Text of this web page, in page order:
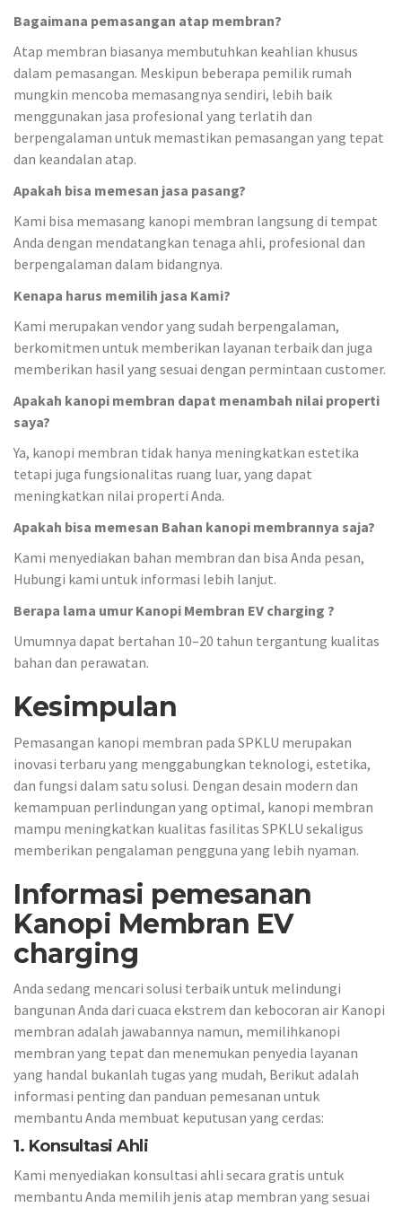
Bagaimana pemasangan atap membran?
Atap membran biasanya membutuhkan keahlian khusus
dalam pemasangan. Meskipun beberapa pemilik rumah
mungkin mencoba memasangnya sendiri, lebih baik
menggunakan jasa profesional yang terlatih dan
berpengalaman untuk memastikan pemasangan yang tepat
dan keandalan atap.
Apakah bisa memesan jasa pasang?
Kami bisa memasang kanopi membran langsung di tempat
Anda dengan mendatangkan tenaga ahli, profesional dan
berpengalaman dalam bidangnya.
Kenapa harus memilih jasa Kami?
Kami merupakan vendor yang sudah berpengalaman,
berkomitmen untuk memberikan layanan terbaik dan juga
memberikan hasil yang sesuai dengan permintaan customer.
Apakah kanopi membran dapat menambah nilai properti
saya?
Ya, kanopi membran tidak hanya meningkatkan estetika
tetapi juga fungsionalitas ruang luar, yang dapat
meningkatkan nilai properti Anda.
Apakah bisa memesan Bahan kanopi membrannya saja?
Kami menyediakan bahan membran dan bisa Anda pesan,
Hubungi kami untuk informasi lebih lanjut.
Berapa lama umur Kanopi Membran EV charging ?
Umumnya dapat bertahan 10–20 tahun tergantung kualitas
bahan dan perawatan.
Kesimpulan
Pemasangan kanopi membran pada SPKLU merupakan
inovasi terbaru yang menggabungkan teknologi, estetika,
dan fungsi dalam satu solusi. Dengan desain modern dan
kemampuan perlindungan yang optimal, kanopi membran
mampu meningkatkan kualitas fasilitas SPKLU sekaligus
memberikan pengalaman pengguna yang lebih nyaman.
Informasi pemesanan
Kanopi Membran EV
charging
Anda sedang mencari solusi terbaik untuk melindungi
bangunan Anda dari cuaca ekstrem dan kebocoran air Kanopi
membran adalah jawabannya namun, memilihkanopi
membran yang tepat dan menemukan penyedia layanan
yang handal bukanlah tugas yang mudah, Berikut adalah
informasi penting dan panduan pemesanan untuk
membantu Anda membuat keputusan yang cerdas:
1. Konsultasi Ahli
Kami menyediakan konsultasi ahli secara gratis untuk
membantu Anda memilih jenis atap membran yang sesuai